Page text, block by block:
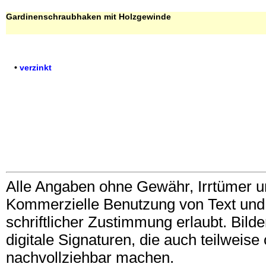
Gardinenschraubhaken mit Holzgewinde
• verzinkt
Alle Angaben ohne Gewähr, Irrtümer
Kommerzielle Benutzung von Text
schriftlicher Zustimmung erlaubt.
digitale Signaturen, die auch
nachvollziehbar machen.